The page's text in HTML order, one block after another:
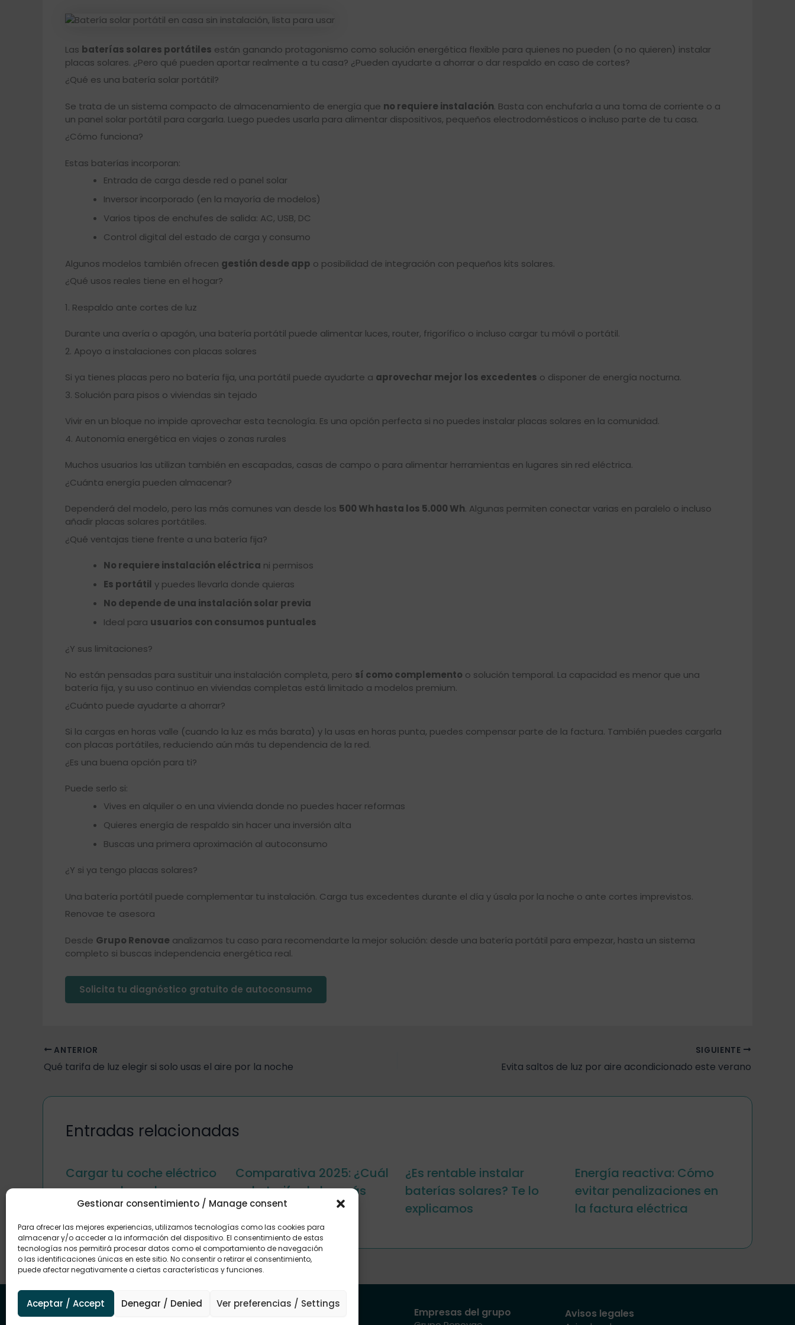
Gestionar consentimiento / Manage consent
Para ofrecer las mejores experiencias, utilizamos tecnologías como las cookies para
almacenar y/o acceder a la información del dispositivo. El consentimiento de estas
tecnologías nos permitirá procesar datos como el comportamiento de navegación
o las identificaciones únicas en este sitio. No consentir o retirar el consentimiento,
puede afectar negativamente a ciertas características y funciones.
Aceptar / Accept Denegar / Denied Ver preferencias / Settings
Las baterías solares portátiles están ganando protagonismo como solución energética flexible para quienes no pueden (o no quieren) instalar
placas solares. ¿Pero qué pueden aportar realmente a tu casa? ¿Pueden ayudarte a ahorrar o dar respaldo en caso de cortes?
¿Qué es una batería solar portátil?
Se trata de un sistema compacto de almacenamiento de energía que no requiere instalación. Basta con enchufarla a una toma de corriente o a
un panel solar portátil para cargarla. Luego puedes usarla para alimentar dispositivos, pequeños electrodomésticos o incluso parte de tu casa.
¿Cómo funciona?
Estas baterías incorporan:
Entrada de carga desde red o panel solar
Inversor incorporado (en la mayoría de modelos)
Varios tipos de enchufes de salida: AC, USB, DC
Control digital del estado de carga y consumo
Algunos modelos también ofrecen gestión desde app o posibilidad de integración con pequeños kits solares.
¿Qué usos reales tiene en el hogar?
1. Respaldo ante cortes de luz
Durante una avería o apagón, una batería portátil puede alimentar luces, router, frigorífico o incluso cargar tu móvil o portátil.
2. Apoyo a instalaciones con placas solares
Si ya tienes placas pero no batería fija, una portátil puede ayudarte a aprovechar mejor los excedentes o disponer de energía nocturna.
3. Solución para pisos o viviendas sin tejado
Vivir en un bloque no impide aprovechar esta tecnología. Es una opción perfecta si no puedes instalar placas solares en la comunidad.
4. Autonomía energética en viajes o zonas rurales
Muchos usuarios las utilizan también en escapadas, casas de campo o para alimentar herramientas en lugares sin red eléctrica.
¿Cuánta energía pueden almacenar?
Dependerá del modelo, pero las más comunes van desde los 500 Wh hasta los 5.000 Wh. Algunas permiten conectar varias en paralelo o incluso
añadir placas solares portátiles.
¿Qué ventajas tiene frente a una batería fija?
No requiere instalación eléctrica ni permisos
Es portátil y puedes llevarla donde quieras
No depende de una instalación solar previa
Ideal para usuarios con consumos puntuales
¿Y sus limitaciones?
No están pensadas para sustituir una instalación completa, pero sí como complemento o solución temporal. La capacidad es menor que una
batería fija, y su uso continuo en viviendas completas está limitado a modelos premium.
¿Cuánto puede ayudarte a ahorrar?
Si la cargas en horas valle (cuando la luz es más barata) y la usas en horas punta, puedes compensar parte de la factura. También puedes cargarla
con placas portátiles, reduciendo aún más tu dependencia de la red.
¿Es una buena opción para ti?
Puede serlo si:
Vives en alquiler o en una vivienda donde no puedes hacer reformas
Quieres energía de respaldo sin hacer una inversión alta
Buscas una primera aproximación al autoconsumo
¿Y si ya tengo placas solares?
Una batería portátil puede complementar tu instalación. Carga tus excedentes durante el día y úsala por la noche o ante cortes imprevistos.
Renovae te asesora
Desde Grupo Renovae analizamos tu caso para recomendarte la mejor solución: desde una batería portátil para empezar, hasta un sistema
completo si buscas independencia energética real.
Solicita tu diagnóstico gratuito de autoconsumo
ANTERIOR
Qué tarifa de luz elegir si solo usas el aire por la noche
SIGUIENTE
Evita saltos de luz por aire acondicionado este verano
Entradas relacionadas
Cargar tu coche eléctrico
con paneles solares
Comparativa 2025: ¿Cuál
es la tarifa de luz más
barata?
¿Es rentable instalar
baterías solares? Te lo
explicamos
Energía reactiva: Cómo
evitar penalizaciones en
la factura eléctrica
Una energía que conecta contigo y con tu
Mapa del sitio Empresas del grupo Avisos legales